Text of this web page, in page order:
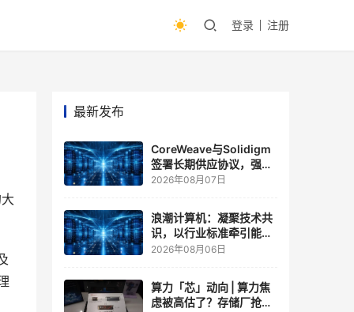
登录 注册
最新发布
CoreWeave与Solidigm
签署长期供应协议，强化
一体化人工智能云平台
2026年08月07日
浪潮计算机：凝聚技术共
识，以行业标准牵引能力
跃升
2026年08月06日
算力「芯」动向 | 算力焦
虑被高估了？存储厂抢了